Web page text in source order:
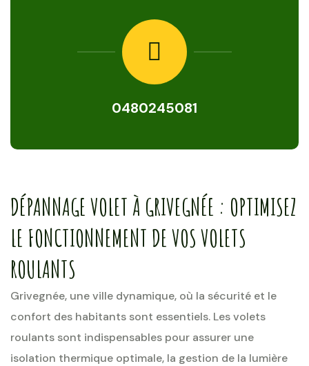
0480245081
DÉPANNAGE VOLET À GRIVEGNÉE : OPTIMISEZ
LE FONCTIONNEMENT DE VOS VOLETS
ROULANTS
Grivegnée, une ville dynamique, où la sécurité et le
confort des habitants sont essentiels. Les volets
roulants sont indispensables pour assurer une
isolation thermique optimale, la gestion de la lumière